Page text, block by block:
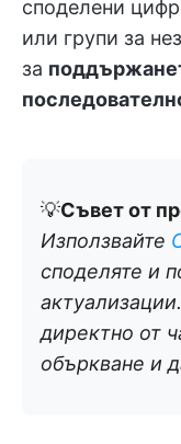
споделени
или групи за
за
💡Съвет от
Използвайте
споделяте и
директно от
объркване и